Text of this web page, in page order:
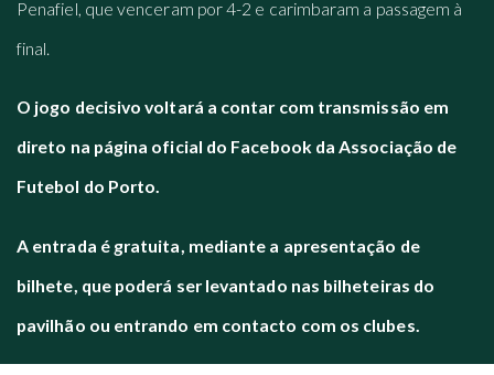
Penafiel, que venceram por 4-2 e carimbaram a passagem à
final.
O jogo decisivo voltará a contar com transmissão em
direto na página oficial do Facebook da Associação de
Futebol do Porto.
A entrada é gratuita, mediante a apresentação de
bilhete, que poderá ser levantado nas bilheteiras do
pavilhão ou entrando em contacto com os clubes.